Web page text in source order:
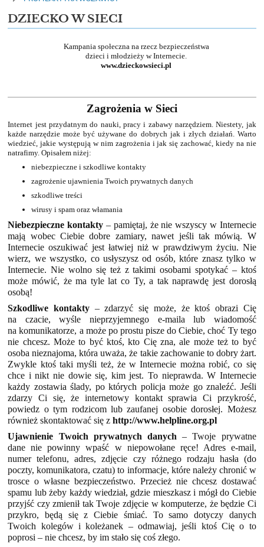
DZIECKO W SIECI
Kampania społeczna na rzecz bezpieczeństwa
dzieci i młodzieży w Internecie.
www.dzieckowsieci.pl
Zagrożenia w Sieci
Internet jest przydatnym do nauki, pracy i zabawy narzędziem. Niestety, jak
każde narzędzie może być używane do dobrych jak i złych działań. Warto
wiedzieć, jakie występują w nim zagrożenia i jak się zachować, kiedy na nie
natrafimy. Opisałem niżej:
niebezpieczne i szkodliwe kontakty
zagrożenie ujawnienia Twoich prywatnych danych
szkodliwe treści
wirusy i spam oraz włamania
Niebezpieczne kontakty – pamiętaj, że nie wszyscy w Internecie
mają wobec Ciebie dobre zamiary, nawet jeśli tak mówią. W
Internecie oszukiwać jest łatwiej niż w prawdziwym życiu. Nie
wierz, we wszystko, co usłyszysz od osób, które znasz tylko w
Internecie. Nie wolno się też z takimi osobami spotykać – ktoś
może mówić, że ma tyle lat co Ty, a tak naprawdę jest dorosłą
osobą!
Szkodliwe kontakty – zdarzyć się może, że ktoś obrazi Cię
na czacie, wyśle nieprzyjemnego e-maila lub wiadomość
na komunikatorze, a może po prostu pisze do Ciebie, choć Ty tego
nie chcesz. Może to być ktoś, kto Cię zna, ale może też to być
osoba nieznajoma, która uważa, że takie zachowanie to dobry żart.
Zwykle ktoś taki myśli też, że w Internecie można robić, co się
chce i nikt nie dowie się, kim jest. To nieprawda. W Internecie
każdy zostawia ślady, po których policja może go znaleźć. Jeśli
zdarzy Ci się, że internetowy kontakt sprawia Ci przykrość,
powiedz o tym rodzicom lub zaufanej osobie dorosłej. Możesz
również skontaktować się zhttp://www.helpline.org.pl
Ujawnienie Twoich prywatnych danych – Twoje prywatne
dane nie powinny wpaść w niepowołane ręce! Adres e-mail,
numer telefonu, adres, zdjęcie czy różnego rodzaju hasła (do
poczty, komunikatora, czatu) to informacje, które należy chronić w
trosce o własne bezpieczeństwo. Przecież nie chcesz dostawać
spamu lub żeby każdy wiedział, gdzie mieszkasz i mógł do Ciebie
przyjść czy zmienił tak Twoje zdjęcie w komputerze, że będzie Ci
przykro, będą się z Ciebie śmiać. To samo dotyczy danych
Twoich kolegów i koleżanek – odmawiaj, jeśli ktoś Cię o to
poprosi – nie chcesz, by im stało się coś złego.